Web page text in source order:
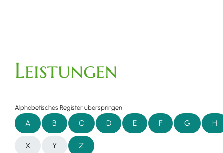
Leistungen
Alphabetisches Register überspringen
A B C D E F G H
X Y Z